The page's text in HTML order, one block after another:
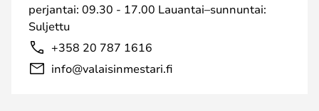
perjantai: 09.30 - 17.00 Lauantai–sunnuntai:
Suljettu
+358 20 787 1616
info@valaisinmestari.fi